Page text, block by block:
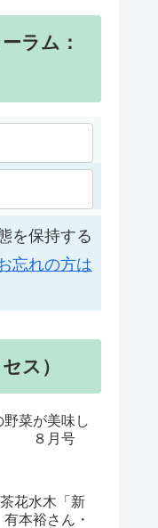
ラム：
を保持する
忘れの方は
ス）
菜が美味し
８月号
花水木「新
本裕さん・